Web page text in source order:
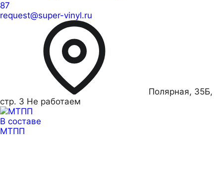
87
request@super-vinyl.ru
Полярная, 35Б,
стр. 3 Не работаем
В составе
МТПП